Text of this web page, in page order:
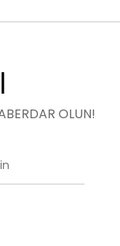
OLUN!